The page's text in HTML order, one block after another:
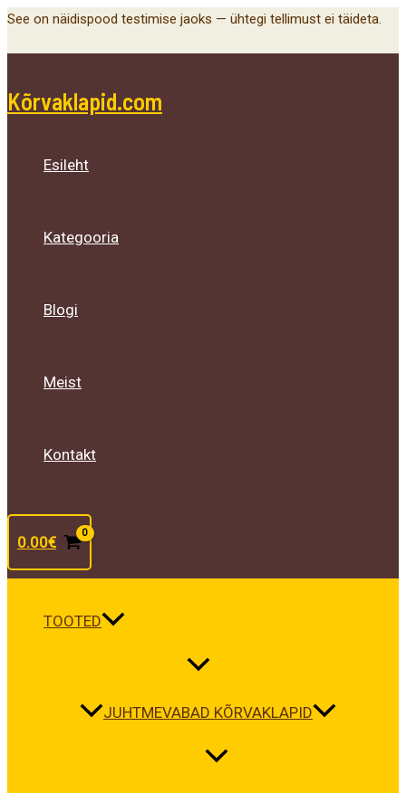
Skip
See on näidispood testimise jaoks — ühtegi tellimust ei täideta.
Kõrvaklapid.com
Esileht
Kategooria
Blogi
Meist
Kontakt
0.00€
TOOTED
Menu
Toggle
JUHTMEVABAD KÕRVAKLAPID
Menu
Toggle
Menu
Toggle
Main
Menu